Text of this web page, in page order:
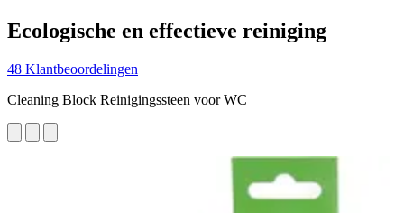
Ecologische en effectieve reiniging
48 Klantbeoordelingen
Cleaning Block Reinigingssteen voor WC